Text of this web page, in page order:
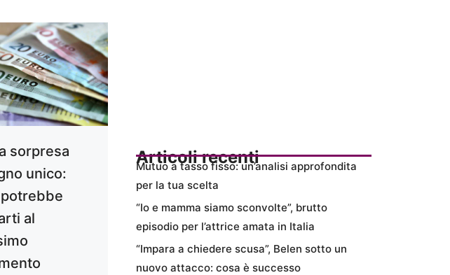
sorpresa
unico:
al
Articoli recenti
Mutuo a tasso fisso: un’analisi approfondita
per la tua scelta
“Io e mamma siamo sconvolte”, brutto
episodio per l’attrice amata in Italia
“Impara a chiedere scusa”, Belen sotto un
nuovo attacco: cosa è successo